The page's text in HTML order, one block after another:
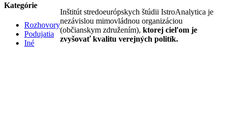
Kategórie
Rozhovory
Podujatia
Iné
Inštitút stredoeurópskych štúdii IstroAnalytica je
nezávislou mimovládnou organizáciou
(občianskym združením), ktorej cieľom je
zvyšovať kvalitu verejných politík.